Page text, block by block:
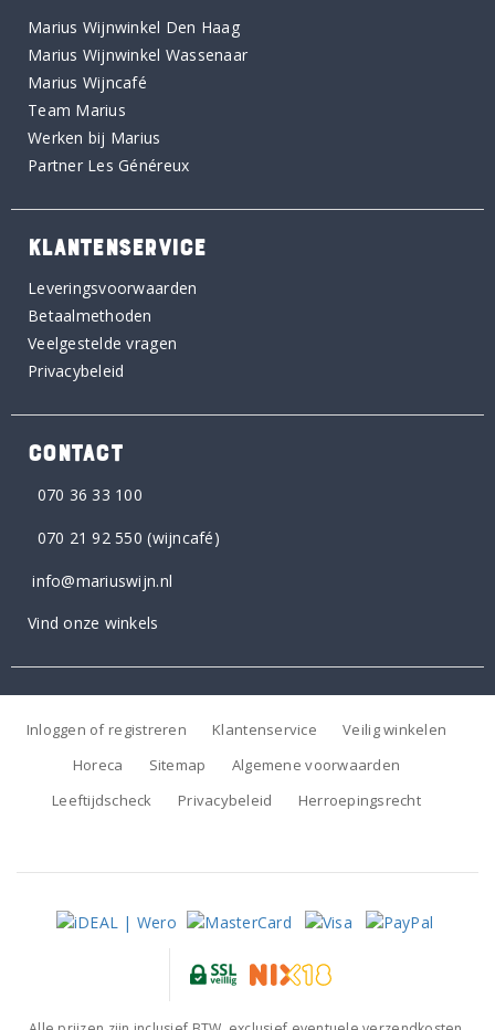
Marius Wijnwinkel Den Haag
Marius Wijnwinkel Wassenaar
Marius Wijncafé
Team Marius
Werken bij Marius
Partner Les Généreux
KLANTENSERVICE
Leveringsvoorwaarden
Betaalmethoden
Veelgestelde vragen
Privacybeleid
CONTACT
070 36 33 100
070 21 92 550 (wijncafé)
info@mariuswijn.nl
Vind onze winkels
Inloggen of registreren Klantenservice
Veilig winkelen
Horeca
Sitemap
Algemene voorwaarden
Leeftijdscheck
Privacybeleid Herroepingsrecht